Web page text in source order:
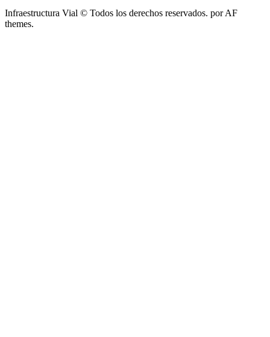
Infraestructura Vial © Todos los derechos reservados. por AF
themes.